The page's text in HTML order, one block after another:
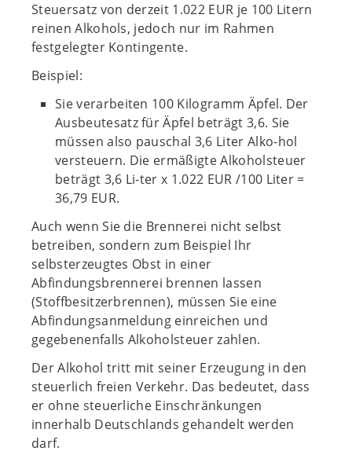
Steuersatz von derzeit 1.022 EUR je 100 Litern
reinen Alkohols, jedoch nur im Rahmen
festgelegter Kontingente.
Beispiel:
Sie verarbeiten 100 Kilogramm Äpfel. Der
Ausbeutesatz für Äpfel beträgt 3,6. Sie
müssen also pauschal 3,6 Liter Alko-hol
versteuern. Die ermäßigte Alkoholsteuer
beträgt 3,6 Li-ter x 1.022 EUR /100 Liter =
36,79 EUR.
Auch wenn Sie die Brennerei nicht selbst
betreiben, sondern zum Beispiel Ihr
selbsterzeugtes Obst in einer
Abfindungsbrennerei brennen lassen
(Stoffbesitzerbrennen), müssen Sie eine
Abfindungsanmeldung einreichen und
gegebenenfalls Alkoholsteuer zahlen.
Der Alkohol tritt mit seiner Erzeugung in den
steuerlich freien Verkehr. Das bedeutet, dass
er ohne steuerliche Einschränkungen
innerhalb Deutschlands gehandelt werden
darf.